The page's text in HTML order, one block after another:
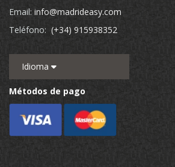
Email: info@madrideasy.com
Teléfono: (+34) 915938352
Idioma
Métodos de pago